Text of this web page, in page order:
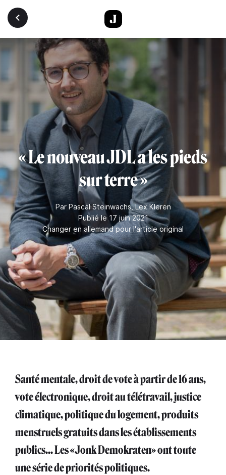
Aller au contenu principal
« Le nouveau JDL a les pieds
sur terre »
Par Pascal Steinwachs,Lex Kleren
Publié le 17 juin 2021
Changer en allemand pour l'article original
Santé mentale, droit de vote à partir de 16 ans,
vote électronique, droit au télétravail, justice
climatique, politique du logement, produits
menstruels gratuits dans les établissements
publics... Les «Jonk Demokraten» ont toute
une série de priorités politiques.